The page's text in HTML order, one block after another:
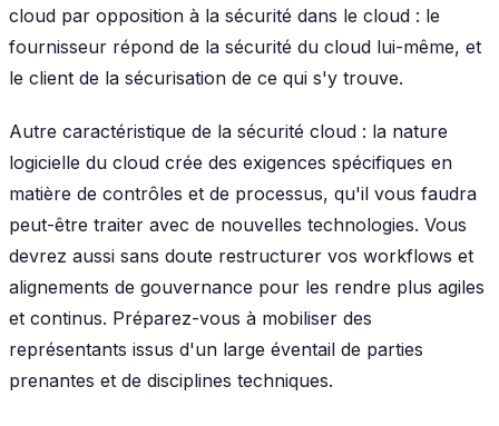
cloud par opposition à la sécurité dans le cloud : le
fournisseur répond de la sécurité du cloud lui-même, et
le client de la sécurisation de ce qui s'y trouve.
Autre caractéristique de la sécurité cloud : la nature
logicielle du cloud crée des exigences spécifiques en
matière de contrôles et de processus, qu'il vous faudra
peut-être traiter avec de nouvelles technologies. Vous
devrez aussi sans doute restructurer vos workflows et
alignements de gouvernance pour les rendre plus agiles
et continus. Préparez-vous à mobiliser des
représentants issus d'un large éventail de parties
prenantes et de disciplines techniques.